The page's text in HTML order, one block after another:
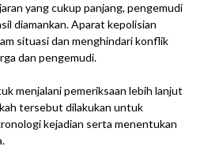
yang cukup panjang, pengemudi
diamankan. Aparat kepolisian
situasi dan menghindari konflik
dan pengemudi.
menjalani pemeriksaan lebih lanjut
tersebut dilakukan untuk
kejadian serta menentukan